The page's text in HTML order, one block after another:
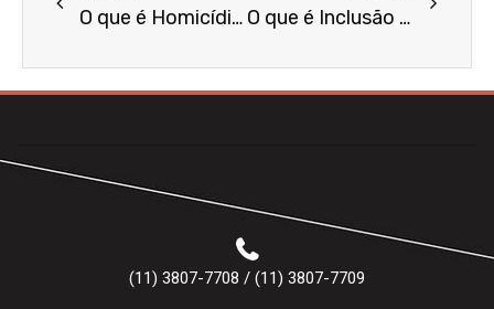
O que é Homicídio Qualificado por Motivo Torpe? O que é Inclusão Indevida no SPC/Serasa?
(11) 3807-7708 / (11) 3807-7709